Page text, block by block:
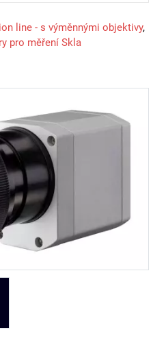
line - s výměnnými objektivy,
pro měření Skla